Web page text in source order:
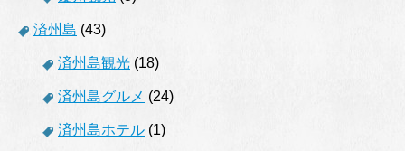
済州島 (43)
済州島観光 (18)
済州島グルメ (24)
済州島ホテル (1)